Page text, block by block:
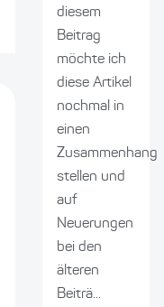
diesem
Beitrag
möchte ich
diese Artikel
nochmal in
einen
Zusammenhang
stellen und
auf
Neuerungen
bei den
älteren
Beiträ...